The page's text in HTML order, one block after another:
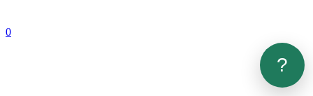
0
?